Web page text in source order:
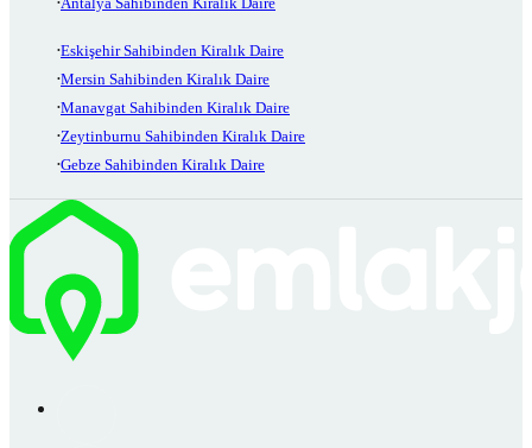
Eskişehir Sahibinden Kiralık Daire
Mersin Sahibinden Kiralık Daire
Manavgat Sahibinden Kiralık Daire
Zeytinburnu Sahibinden Kiralık Daire
Gebze Sahibinden Kiralık Daire